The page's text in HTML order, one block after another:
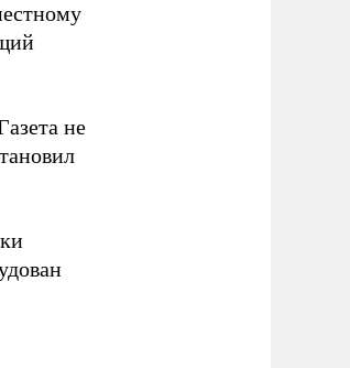
не